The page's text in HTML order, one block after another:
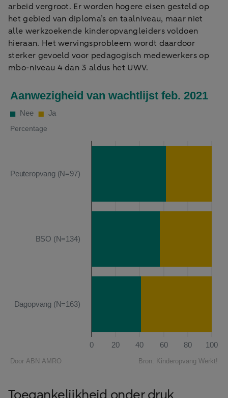
arbeid vergroot. Er worden hogere eisen gesteld op
het gebied van diploma’s en taalniveau, maar niet
alle werkzoekende kinderopvangleiders voldoen
hieraan. Het wervingsprobleem wordt daardoor
sterker gevoeld voor pedagogisch medewerkers op
mbo-niveau 4 dan 3 aldus het UWV.